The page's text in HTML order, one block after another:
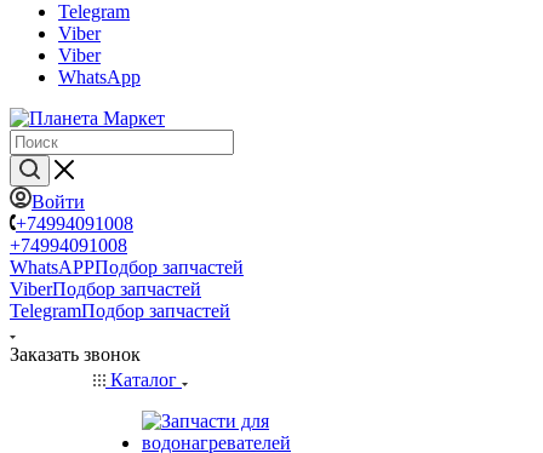
Telegram
Viber
Viber
WhatsApp
Войти
+74994091008
+74994091008
WhatsAPPПодбор запчастей
ViberПодбор запчастей
TelegramПодбор запчастей
Заказать звонок
Каталог